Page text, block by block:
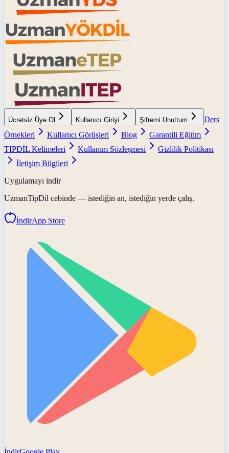
Ücretsiz Üye Ol Kullanıcı Girişi Şifremi Unuttum
Ders
Örnekleri
Kullanıcı Görüşleri Blog
Garantili Eğitim
TIPDİL Kelimeleri
Kullanım Sözleşmesi
Gizlilik Politikası
İletişim Bilgileri
Uygulamayı indir
UzmanTipDil cebinde — istediğin an, istediğin yerde çalış.
İndirApp Store